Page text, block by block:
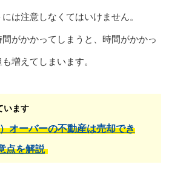
は注意しなくてはいけません。
がかかってしまうと、時間がかかっ
増えてしまいます。
います
オーバーの不動産は売却でき
点を解説